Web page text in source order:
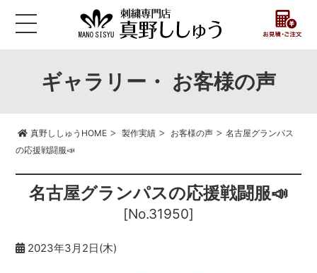
ギャラリー・ お客様の声
真野ししゅうHOME> 製作実績> お客様の声> 名古屋グランパス
の応援戦闘服📣
名古屋グランパスの応援戦闘服📣
[No.31950]
2023年3月2日(木)